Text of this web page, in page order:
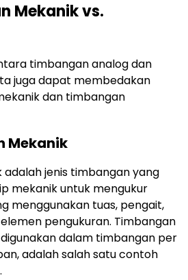
Mekanik vs.
timbangan analog dan
juga dapat membedakan
dan timbangan
jenis timbangan yang
mekanik untuk mengukur
menggunakan tuas, pengait,
pengukuran. Timbangan
dalam timbangan per
adalah salah satu contoh